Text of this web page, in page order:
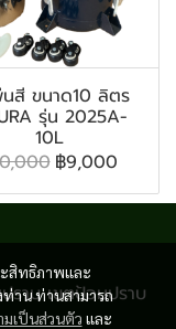
สี ขนาด10 ลิตร
รุ่น 2025A-
10L
฿9,000
สิทธิภาพและ
าน ท่านสามารถ
เป็นส่วนตัว และ
าบ เขตป้อมปราบ